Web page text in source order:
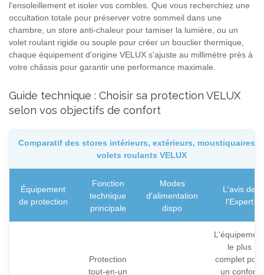
l'ensoleillement et isoler vos combles. Que vous recherchiez une
occultation totale pour préserver votre sommeil dans une
chambre, un store anti-chaleur pour tamiser la lumière, ou un
volet roulant rigide ou souple pour créer un bouclier thermique,
chaque équipement d'origine VELUX s'ajuste au millimètre près à
votre châssis pour garantir une performance maximale.
Guide technique : Choisir sa protection VELUX
selon vos objectifs de confort
Comparatif des stores intérieurs, extérieurs, moustiquaires
volets roulants VELUX
Équipement
de protection
Fonction
technique
principale
Modes
d'alimentation
dispo
L'avis de
l'Expert
Protection
tout-en-un
L'équipement
le plus
complet pour
un confort